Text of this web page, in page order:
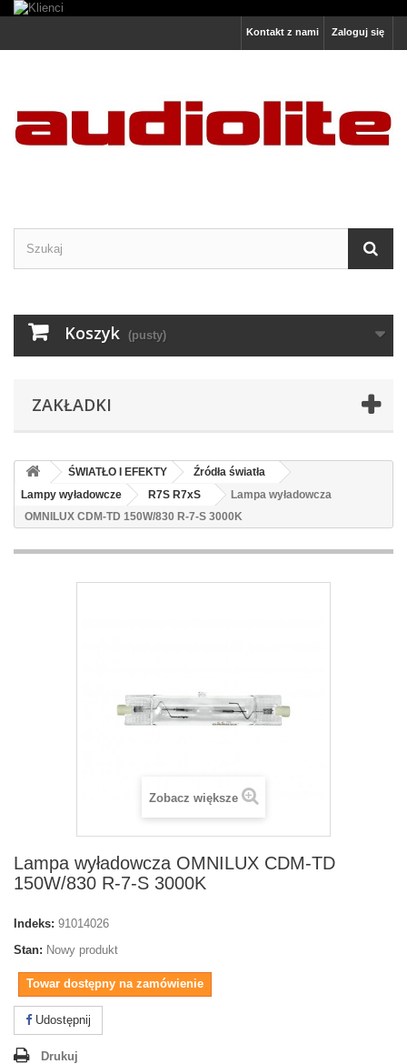
Zaloguj się
Kontakt z nami
Koszyk (pusty)
ZAKŁADKI
ŚWIATŁO I EFEKTY
Źródła światła
Lampy wyładowcze
R7S R7xS
Lampa wyładowcza
OMNILUX CDM-TD 150W/830 R-7-S 3000K
Zobacz większe
Lampa wyładowcza OMNILUX CDM-TD
150W/830 R-7-S 3000K
Indeks: 91014026
Stan: Nowy produkt
Towar dostępny na zamówienie
Udostępnij
Drukuj